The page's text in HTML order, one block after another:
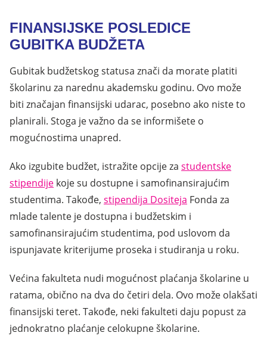
FINANSIJSKE POSLEDICE
GUBITKA BUDŽETA
Gubitak budžetskog statusa znači da morate platiti
školarinu za narednu akademsku godinu. Ovo može
biti značajan finansijski udarac, posebno ako niste to
planirali. Stoga je važno da se informišete o
mogućnostima unapred.
Ako izgubite budžet, istražite opcije za studentske
stipendije koje su dostupne i samofinansirajućim
studentima. Takođe, stipendija Dositeja Fonda za
mlade talente je dostupna i budžetskim i
samofinansirajućim studentima, pod uslovom da
ispunjavate kriterijume proseka i studiranja u roku.
Većina fakulteta nudi mogućnost plaćanja školarine u
ratama, obično na dva do četiri dela. Ovo može olakšati
finansijski teret. Takođe, neki fakulteti daju popust za
jednokratno plaćanje celokupne školarine.